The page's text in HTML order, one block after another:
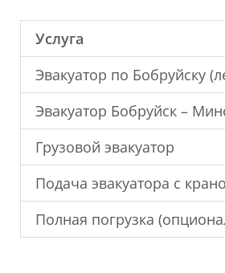
Услуга
Эвакуатор по Бобруйску
Эвакуатор Бобруйск –
Грузовой эвакуатор
Подача эвакуатора с
Полная погрузка